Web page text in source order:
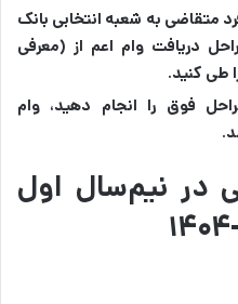
متقاضی به شعبه انتخابی بانک
دریافت وام اعم از (معرفی
طی کنید.
فوق را انجام دهید، وام
در نیم‌سال اول